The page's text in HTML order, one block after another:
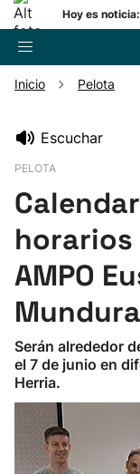
Hoy es noticia:
Pelota
Remo
Ciclismo
Herri-kirolak
Inicio Pelota
Escuchar
PELOTA
horarios
AMPO
Mundura
Serán alrededor
el 7 de junio en
Herria.